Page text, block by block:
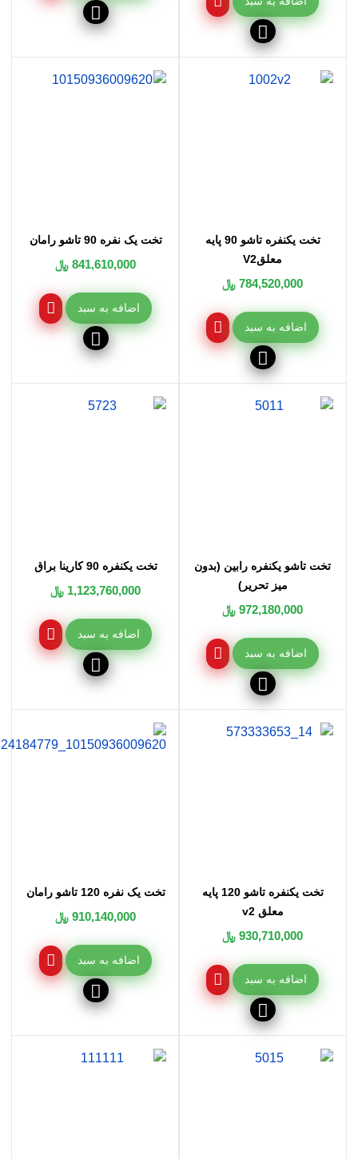
تخت یکنفره تاشو 90 پایه
معلقV2
784,520,000 ﷼
اضافه به سبد
تخت یک نفره 90 تاشو رامان
841,610,000 ﷼
اضافه به سبد
تخت تاشو یکنفره رابین (بدون
میز تحریر)
972,180,000 ﷼
اضافه به سبد
تخت یکنفره 90 کارینا براق
1,123,760,000 ﷼
اضافه به سبد
تخت یکنفره تاشو 120 پایه
معلق v2
930,710,000 ﷼
اضافه به سبد
تخت یک نفره 120 تاشو رامان
910,140,000 ﷼
اضافه به سبد